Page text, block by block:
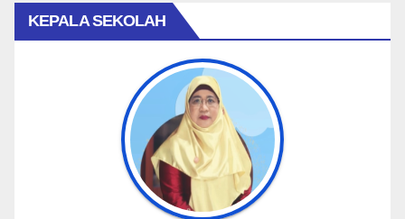
KEPALA SEKOLAH